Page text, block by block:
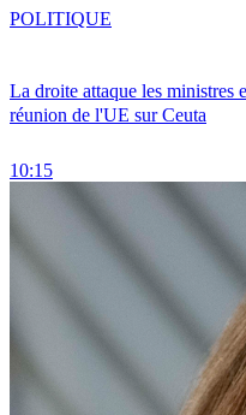
La droite attaque les ministres
réunion de l'UE sur Ceuta
10:15
POLITIQUE